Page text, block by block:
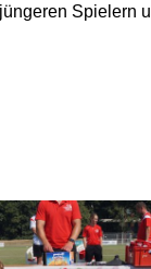
Spielern